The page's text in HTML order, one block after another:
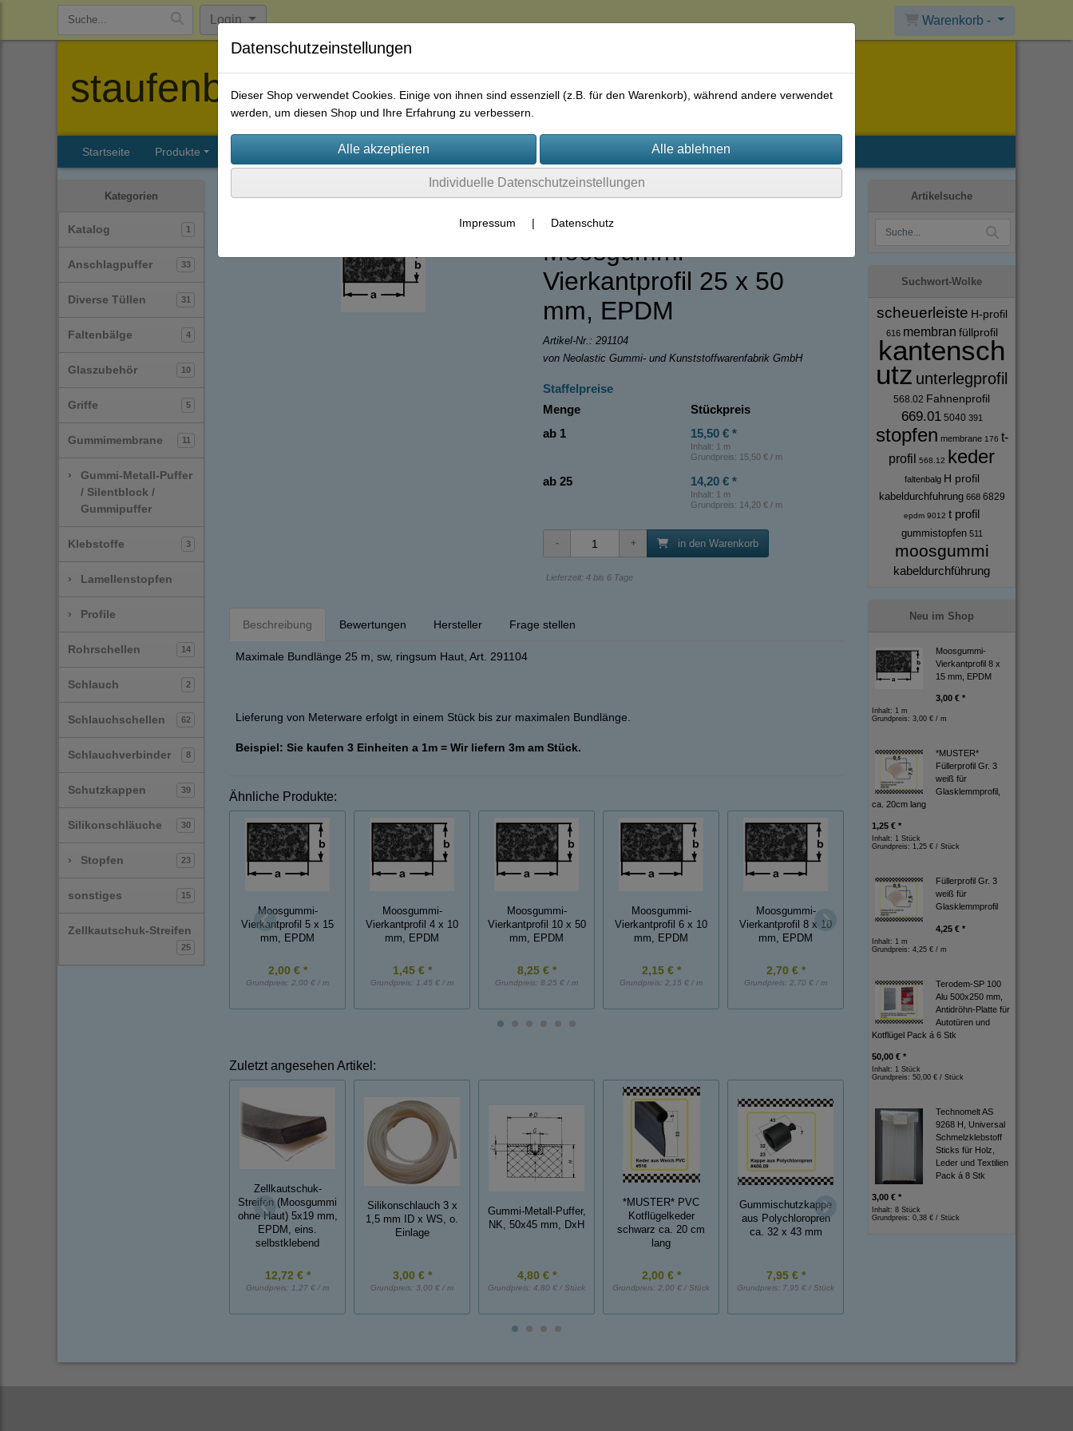
Login Warenkorb -
staufenbiel-berlin
Startseite Produkte Firmenhistorie AGB
Kategorien
Katalog 1
Anschlagpuffer 33
Diverse Tüllen 31
Faltenbälge 4
Glaszubehör 10
Griffe 5
Gummimembrane 11
›
Gummi-Metall-Puffer
/ Silentblock /
Gummipuffer
Klebstoffe 3
› Lamellenstopfen
› Profile
Rohrschellen 14
Schlauch 2
Schlauchschellen 62
Schlauchverbinder 8
Schutzkappen 39
Silikonschläuche 30
› Stopfen 23
sonstiges 15
Zellkautschuk-Streifen
25
Moosgummi-
Vierkantprofil 25 x 50
mm, EPDM
Artikel-Nr.: 291104
von Neolastic Gummi- und Kunststoffwarenfabrik GmbH
Staffelpreise
Menge
Stückpreis
ab 1
15,50 € *
Inhalt: 1 m
Grundpreis: 15,50 € / m
ab 25 14,20 € *
Inhalt: 1 m
Grundpreis: 14,20 € / m
in den Warenkorb
Lieferzeit: 4 bis 6 Tage
Beschreibung Bewertungen Hersteller Frage stellen
Maximale Bundlänge 25 m, sw, ringsum Haut, Art. 291104
Lieferung von Meterware erfolgt in einem Stück bis zur maximalen Bundlänge.
Beispiel: Sie kaufen 3 Einheiten a 1m = Wir liefern 3m am Stück.
Ähnliche Produkte:
Moosgummi-
Vierkantprofil 5 x 15
mm, EPDM
2,00 € *
Grundpreis: 2,00 € / m
Moosgummi-
Vierkantprofil 4 x 10
mm, EPDM
1,45 € *
Grundpreis: 1,45 € / m
Moosgummi-
Vierkantprofil 10 x 50
mm, EPDM
8,25 € *
Grundpreis: 8,25 € / m
Moosgummi-
Vierkantprofil 6 x 10
mm, EPDM
2,15 € *
Grundpreis: 2,15 € / m
Moosgummi-
Vierkantprofil 8 x 10
mm, EPDM
2,70 € *
Grundpreis: 2,70 € / m
Moosgummi-
Vierkantprofil 3 x 40
mm, EPDM
Grundpreis:2,75 € / m Grundpreis:
Zuletzt angesehen Artikel:
Zellkautschuk-
Streifen (Moosgummi
ohne Haut) 5x19 mm,
EPDM, eins.
selbstklebend
12,72 € *
Grundpreis: 1,27 € / m
Silikonschlauch 3 x
1,5 mm ID x WS, o.
Einlage
3,00 € *
Grundpreis: 3,00 € / m
Gummi-Metall-Puffer,
NK, 50x45 mm, DxH
4,80 € *
Grundpreis: 4,80 € / Stück
*MUSTER* PVC
Kotflügelkeder
schwarz ca. 20 cm
lang
2,00 € *
Grundpreis: 2,00 € / Stück
Gummischutzkappe
aus Polychloropren
ca. 32 x 43 mm
7,95 € *
Grundpreis: 7,95 € / Stück
*MUSTER*
Fensterführung mit
Samteinlage ca. 20
Artikelsuche
Suchwort-Wolke
scheuerleiste H-profil
616 membran füllprofil
kantensch
utz unterlegprofil
568.02 Fahnenprofil
669.01 5040 391
stopfen membrane 176 t-
profil
568.12 keder
faltenbalg H profil
kabeldurchfuhrung 668 6829
epdm 9012 t profil
gummistopfen 511
moosgummi
kabeldurchführung
Neu im Shop
Moosgummi-
Vierkantprofil 8 x
15 mm, EPDM
3,00 € *
Inhalt: 1 m
Grundpreis: 3,00 € / m
*MUSTER*
Füllerprofil Gr. 3
weiß für
Glasklemmprofil,
ca. 20cm lang
1,25 € *
Inhalt: 1 Stück
Grundpreis: 1,25 € / Stück
Füllerprofil Gr. 3
weiß für
Glasklemmprofil
4,25 € *
Inhalt: 1 m
Grundpreis: 4,25 € / m
Terodem-SP 100
Alu 500x250 mm,
Antidröhn-Platte für
Autotüren und
Kotflügel Pack á 6 Stk
50,00 € *
Inhalt: 1 Stück
Grundpreis: 50,00 € / Stück
Technomelt AS
9268 H, Universal
Schmelzklebstoff
Sticks für Holz,
Leder und Textilien
Pack á 8 Stk
3,00 € *
Inhalt: 8 Stück
Grundpreis: 0,38 € / Stück
Datenschutzeinstellungen
Dieser Shop verwendet Cookies. Einige von ihnen sind essenziell (z.B. für den Warenkorb), während andere verwendet
werden, um diesen Shop und Ihre Erfahrung zu verbessern.
Individuelle Datenschutzeinstellungen
Impressum | Datenschutz